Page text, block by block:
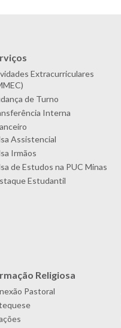
Extracurriculares
de Turno
Interna
Assistencial
Irmãos
de Estudos na PUC Minas
Estudantil
Religiosa
Pastoral